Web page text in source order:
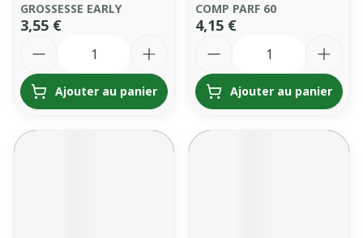
GROSSESSE EARLY
3,55 €
Ajouter au panier
COMP PARF 60
4,15 €
Ajouter au panier